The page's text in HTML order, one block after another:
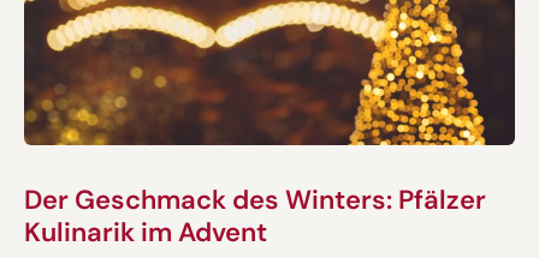
Der Geschmack des Winters: Pfälzer
Kulinarik im Advent